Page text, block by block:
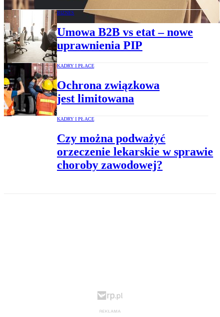
BIZNES
Umowa B2B vs etat – nowe
uprawnienia PIP
KADRY I PŁACE
Ochrona związkowa
jest limitowana
KADRY I PŁACE
Czy można podważyć
orzeczenie lekarskie w sprawie
choroby zawodowej?